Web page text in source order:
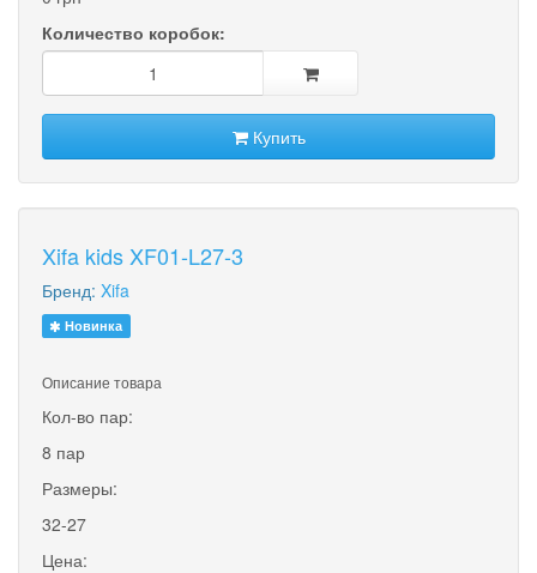
Количество коробок:
Купить
Xifa kids XF01-L27-3
Бренд: Xifa
Новинка
Описание товара
Кол-во пар:
8 пар
Размеры:
32-27
Цена: